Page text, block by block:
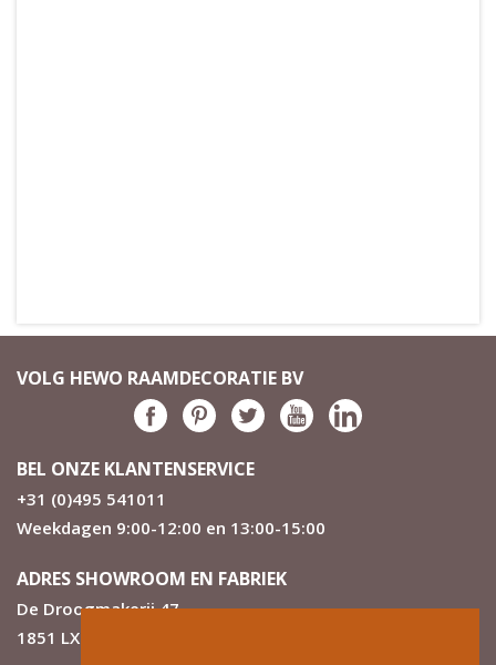
VOLG HEWO RAAMDECORATIE BV
BEL ONZE KLANTENSERVICE
+31 (0)495 541011
Weekdagen 9:00-12:00 en 13:00-15:00
ADRES SHOWROOM EN FABRIEK
De Droogmakerij 47
1851 LX Heiloo